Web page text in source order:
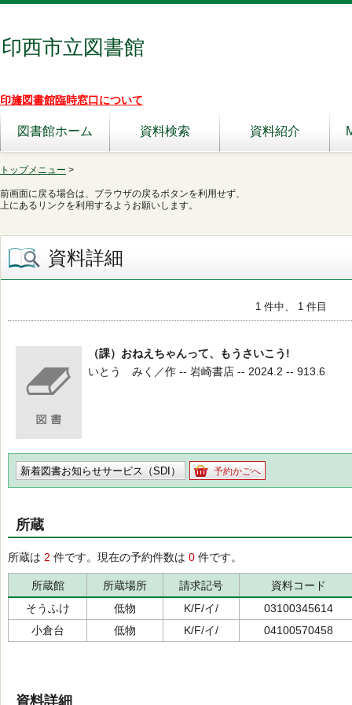
印西市立図書館
印旛図書館臨時窓口について
図書館ホーム 資料検索 資料紹介
トップメニュー >
前画面に戻る場合は、ブラウザの戻るボタンを利用せず、
上にあるリンクを利用するようお願いします。
資料詳細
1 件中、 1 件目
（課）おねえちゃんって、もうさいこう!
いとう みく／作 -- 岩崎書店 -- 2024.2 -- 913.6
新着図書お知らせサービス（SDI） 予約かごへ
所蔵
所蔵は 2 件です。現在の予約件数は 0 件です。
所蔵館 所蔵場所 請求記号
資料コード
そうふけ
低物 K/F/イ/
03100345614
小倉台
低物 K/F/イ/ 04100570458
資料詳細